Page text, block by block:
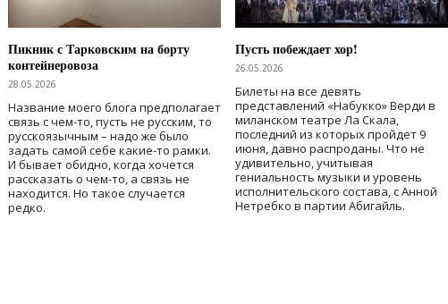
Пикник с Тарковским на борту
контейнеровоза
28.05.2026
Название моего блога предполагает
связь с чем-то, пусть не русским, то
русскоязычным – надо же было
задать самой себе какие-то рамки.
И бывает обидно, когда хочется
рассказать о чем-то, а связь не
находится. Но такое случается
редко.
Пусть побеждает хор!
26.05.2026
Билеты на все девять
представлений «Набукко» Верди в
миланском театре Ла Скала,
последний из которых пройдет 9
июня, давно распроданы. Что не
удивительно, учитывая
гениальность музыки и уровень
исполнительского состава, с Анной
Нетребко в партии Абигайль.